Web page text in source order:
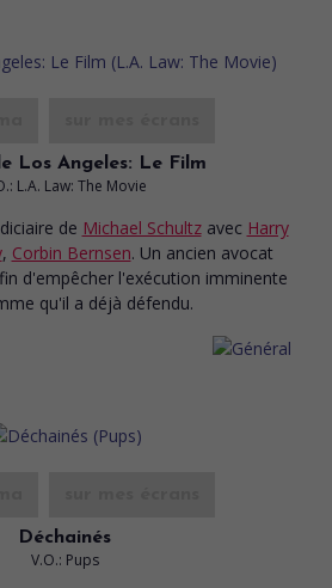
Los Angeles: Le Film
L.A. Law: The Movie
de Michael Schultz avec Harry
, Corbin Bernsen. Un ancien avocat
d'empêcher l'exécution imminente
qu'il a déjà défendu.
Déchainés
V.O.: Pups